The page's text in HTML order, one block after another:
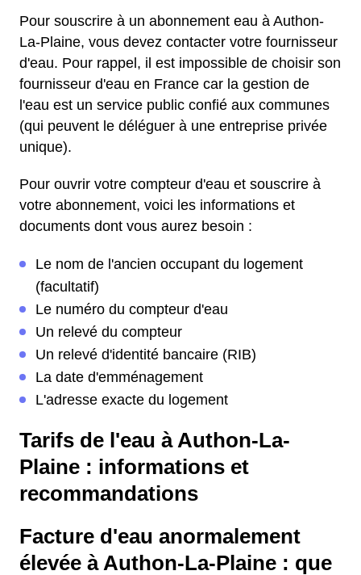
Pour souscrire à un abonnement eau à Authon-
La-Plaine, vous devez contacter votre fournisseur
d'eau. Pour rappel, il est impossible de choisir son
fournisseur d'eau en France car la gestion de
l'eau est un service public confié aux communes
(qui peuvent le déléguer à une entreprise privée
unique).
Pour ouvrir votre compteur d'eau et souscrire à
votre abonnement, voici les informations et
documents dont vous aurez besoin :
Le nom de l'ancien occupant du logement
(facultatif)
Le numéro du compteur d'eau
Un relevé du compteur
Un relevé d'identité bancaire (RIB)
La date d'emménagement
L'adresse exacte du logement
Tarifs de l'eau à Authon-La-
Plaine : informations et
recommandations
Facture d'eau anormalement
élevée à Authon-La-Plaine : que